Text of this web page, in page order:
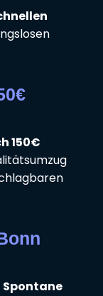
150€
Spontane